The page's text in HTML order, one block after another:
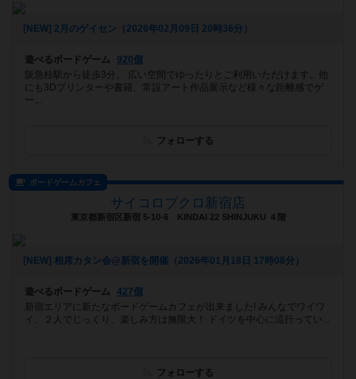
[NEW] 2月のゲイセン（2026年02月09日 20時36分）
遊べるボードゲーム
920個
阪急桂駅から徒歩3分。 広い空間でゆったりとご利用いただけます。他
にも3Dプリンターや書籍、常設アート作品展示など様々な距離感でゲ
ー...
フォローする
ボードゲームカフェ
サイコロブクロ新宿店
東京都新宿区新宿 5-10-6 KINDAI 22 SHINJUKU ４階
[NEW] 相席カタン会@新宿を開催（2026年01月18日 17時08分）
遊べるボードゲーム
427個
新宿エリアに新たなボードゲームカフェが出来ました! みんなでワイワ
イ、２人でじっくり、楽しみ方は無限大！ ドイツを中心に流行ってい...
フォローする